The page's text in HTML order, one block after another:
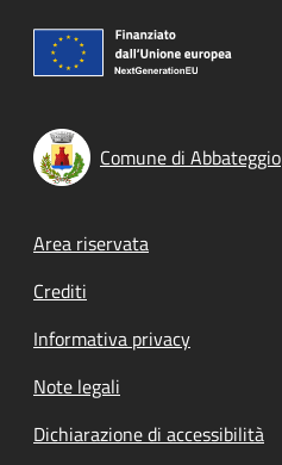
Comune di Abbateggio
Footer menu
Area riservata
Crediti
Informativa privacy
Note legali
Dichiarazione di accessibilità